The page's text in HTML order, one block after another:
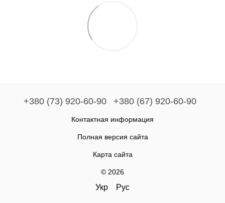
+380 (73) 920-60-90 +380 (67) 920-60-90
Контактная информация
Полная версия сайта
Карта сайта
© 2026
Укр Рус